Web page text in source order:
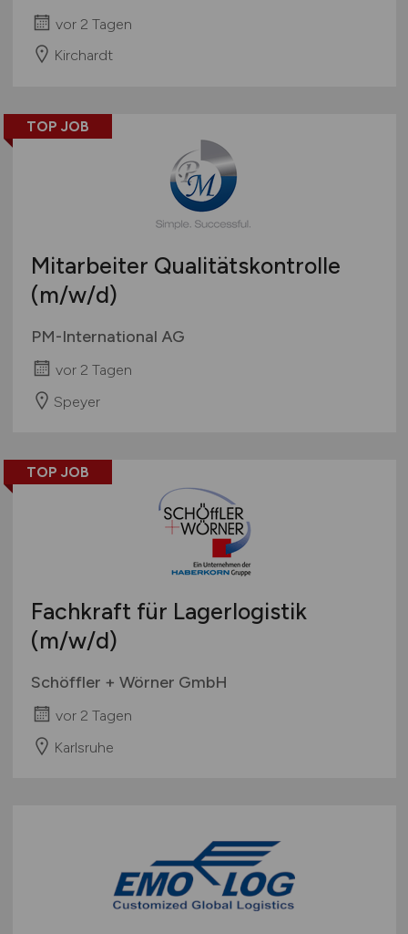
vor 2 Tagen
Kirchardt
TOP JOB
Mitarbeiter Qualitätskontrolle
(m/w/d)
PM-International AG
vor 2 Tagen
Speyer
TOP JOB
Fachkraft für Lagerlogistik
(m/w/d)
Schöffler + Wörner GmbH
vor 2 Tagen
Karlsruhe